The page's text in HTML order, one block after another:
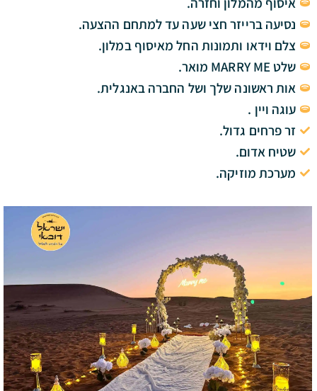
נסיעה ברייזר חצי שעה עד למתחם ההצעה.
צלם וידאו ותמונות החל מאיסוף במלון.
שלט MARRY ME מואר.
אות ראשונה שלך ושל החברה באנגלית.
עוגה ויין .
זר פרחים גדול.
שטיח אדום.
מערכת מוזיקה.